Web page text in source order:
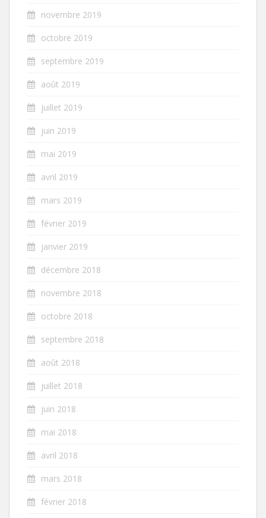
novembre 2019
octobre 2019
septembre 2019
août 2019
juillet 2019
juin 2019
mai 2019
avril 2019
mars 2019
février 2019
janvier 2019
décembre 2018
novembre 2018
octobre 2018
septembre 2018
août 2018
juillet 2018
juin 2018
mai 2018
avril 2018
mars 2018
février 2018